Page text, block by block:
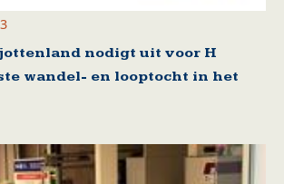
nodigt uit voor H
wandel- en looptocht in het